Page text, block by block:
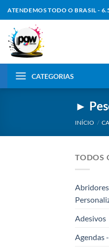
to
content
ATENDEMOS TODO O BRASIL -
CATEGORIAS
►
INÍCIO /
TODOS
Adesivos
Agendas